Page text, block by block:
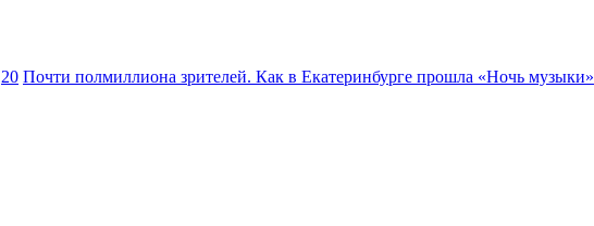
20 Почти полмиллиона зрителей. Как в Екатеринбурге прошла «Ночь музыки»